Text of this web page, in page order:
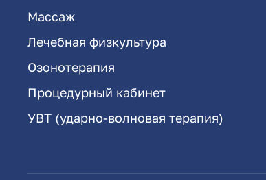
Массаж
Лечебная физкультура
Озонотерапия
Процедурный кабинет
УВТ (ударно-волновая терапия)